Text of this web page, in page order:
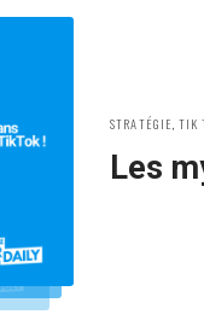
POSTED
STRATÉGIE TIK
Les